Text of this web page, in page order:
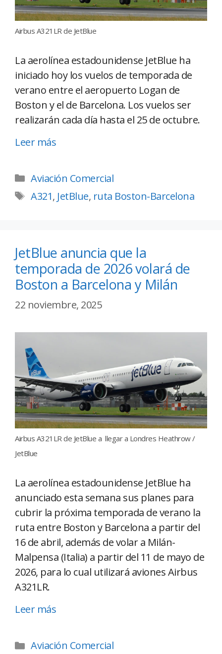
Airbus A321LR de JetBlue
La aerolínea estadounidense JetBlue ha
iniciado hoy los vuelos de temporada de
verano entre el aeropuerto Logan de
Boston y el de Barcelona. Los vuelos ser
realizarán cada día hasta el 25 de octubre.
Leer más
Aviación Comercial
A321, JetBlue, ruta Boston-Barcelona
JetBlue anuncia que la
temporada de 2026 volará de
Boston a Barcelona y Milán
22 noviembre, 2025
Airbus A321LR de JetBlue a llegar a Londres Heathrow /
JetBlue
La aerolínea estadounidense JetBlue ha
anunciado esta semana sus planes para
cubrir la próxima temporada de verano la
ruta entre Boston y Barcelona a partir del
16 de abril, además de volar a Milán-
Malpensa (Italia) a partir del 11 de mayo de
2026, para lo cual utilizará aviones Airbus
A321LR.
Leer más
Aviación Comercial